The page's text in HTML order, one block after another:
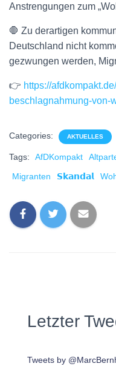
Anstrengungen zum
🛑 Zu derartigen
Deutschland nicht
gezwungen werden,
👉 https://
beschlagnahmung-von-
Categories: AKTUELLES
Tags: AfDKompakt
Migranten
𝗦𝗸𝗮𝗻𝗱𝗮𝗹
Letzter
Tweets by